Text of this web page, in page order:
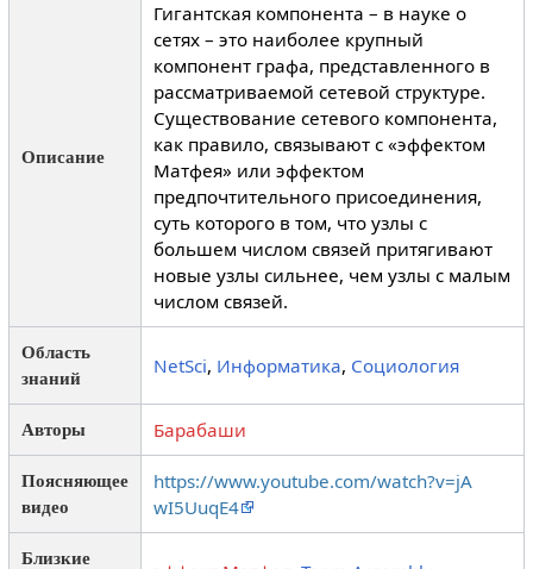
Описание
Гигантская компонента – в науке о
сетях – это наиболее крупный
компонент графа, представленного в
рассматриваемой сетевой структуре.
Существование сетевого компонента,
как правило, связывают с «эффектом
Матфея» или эффектом
предпочтительного присоединения,
суть которого в том, что узлы с
большем числом связей притягивают
новые узлы сильнее, чем узлы с малым
числом связей.
Область
знаний
NetSci, Информатика, Социология
Авторы Барабаши
Поясняющее
видео
https://www.youtube.com/watch?v=jA
wI5UuqE4
Близкие